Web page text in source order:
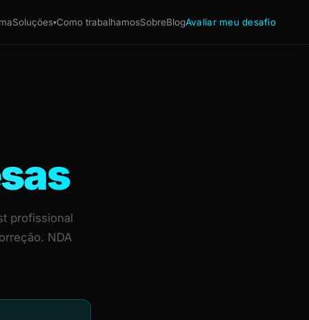
Soluções▾Como trabalhamosSobreBlogAvaliar meu desafio
profissional
NDA